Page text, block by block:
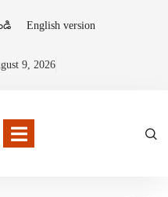
English version
9, 2026